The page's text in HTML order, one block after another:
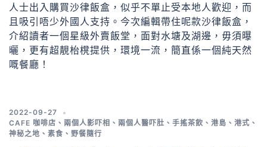
人士出入購買沙律飯盒，似乎不單止受本地人歡迎，而
且吸引唔少外國人支持。今次編輯帶住呢款沙律飯盒，
介紹讀者一個星級外賣飯堂，面對水塘及湖邊，毋須曝
曬，更有超靚枱櫈提供，環境一流，簡直係一個純天然
嘅餐廳！
2022-09-27
CAFE 咖啡店 、 兩個人影吓相 、 兩個人醫吓肚 、 手搖茶飲 、 港島 、 港式 、
神秘之地 、 素食 、 野餐隨行